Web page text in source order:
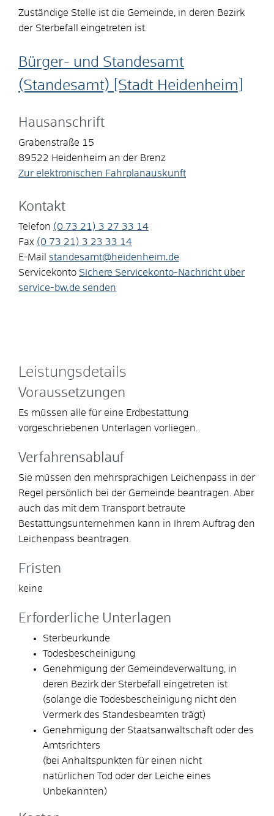
Zuständige Stelle ist die Gemeinde, in deren Bezirk
der Sterbefall eingetreten ist.
Bürger- und Standesamt
(Standesamt) [Stadt Heidenheim]
Hausanschrift
Grabenstraße 15
89522 Heidenheim an der Brenz
Zur elektronischen Fahrplanauskunft
Kontakt
Telefon (0 73 21) 3 27 33 14
Fax (0 73 21) 3 23 33 14
E-Mail standesamt@heidenheim.de
Servicekonto Sichere Servicekonto-Nachricht über
service-bw.de senden
Leistungsdetails
Voraussetzungen
Es müssen alle für eine Erdbestattung
vorgeschriebenen Unterlagen vorliegen.
Verfahrensablauf
Sie müssen den mehrsprachigen Leichenpass in der
Regel persönlich bei der Gemeinde beantragen. Aber
auch das mit dem Transport betraute
Bestattungsunternehmen kann in Ihrem Auftrag den
Leichenpass beantragen.
Fristen
keine
Erforderliche Unterlagen
Sterbeurkunde
Todesbescheinigung
Genehmigung der Gemeindeverwaltung, in
deren Bezirk der Sterbefall eingetreten ist
(solange die Todesbescheinigung nicht den
Vermerk des Standesbeamten trägt)
Genehmigung der Staatsanwaltschaft oder des
Amtsrichters
(bei Anhaltspunkten für einen nicht
natürlichen Tod oder der Leiche eines
Unbekannten)